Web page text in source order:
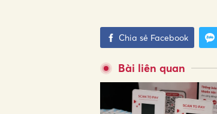
Chia sẻ Facebook
Bài liên quan